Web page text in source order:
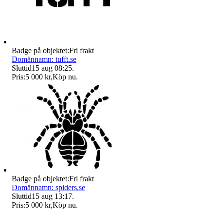
Badge på objektet:Fri frakt
Domännamn: tufft.se
Sluttid15 aug 08:25.
Pris:5 000 kr,Köp nu.
Badge på objektet:Fri frakt
Domännamn: spiders.se
Sluttid15 aug 13:17.
Pris:5 000 kr,Köp nu.